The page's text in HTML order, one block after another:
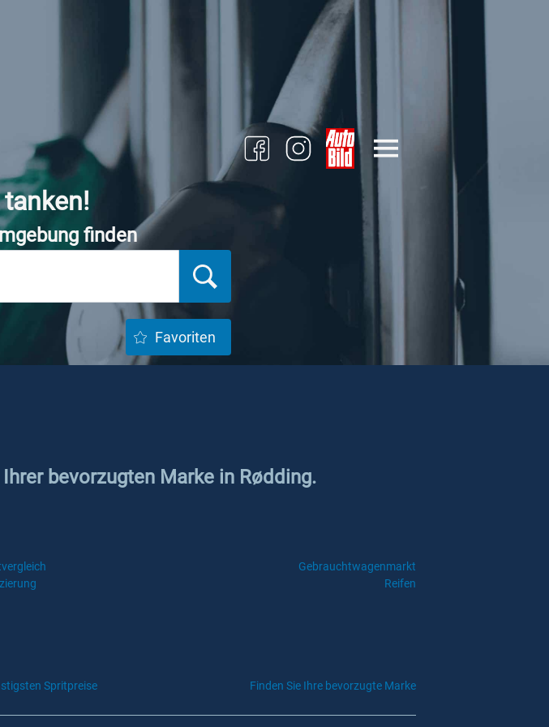
finden
Favoriten
bevorzugten Marke in Rødding.
Gebrauchtwagenmarkt
Reifen
Spritpreise Finden Sie Ihre bevorzugte Marke